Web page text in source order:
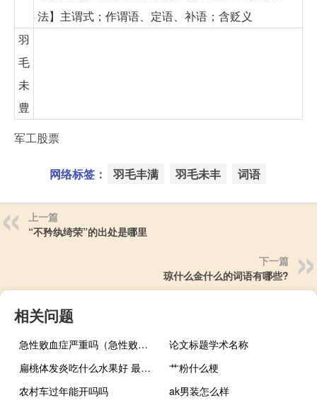
法】主谓式；作谓语、定语、补语；含贬义
羽
毛
未
豊
军工股票
网络标签： 羽毛丰满 羽毛未丰 词语
上一篇
“不矜纨绮荣”的出处是哪里
下一篇
琼什么金什么的词语有哪些?
相关问题
急性败血症严重吗（急性败血症）
论文标题学术名称
扁桃体发炎吃什么水果好 最佳水果推荐（扁桃体发炎吃什么）
艹粉什么梗
农村车过年能开吗吗
ak男装怎么样